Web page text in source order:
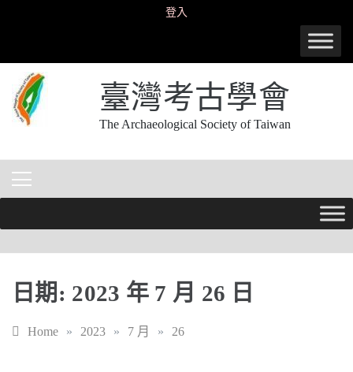
登入
臺灣考古學會
The Archaeological Society of Taiwan
日期: 2023 年 7 月 26 日
Home » 2023 » 7 月 » 26